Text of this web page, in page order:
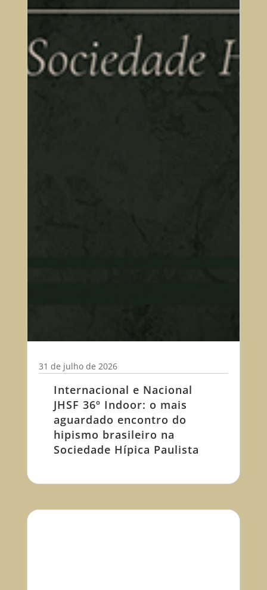
Internacional e Nacional
JHSF 36º Indoor: o mais
aguardado encontro do
hipismo brasileiro na
Sociedade Hípica Paulista
31 de julho de 2026